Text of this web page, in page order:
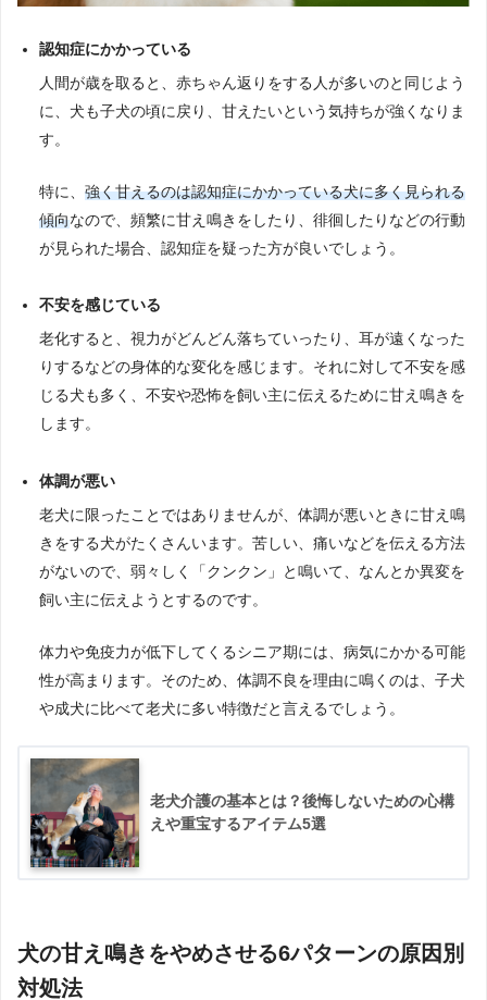
認知症にかかっている
人間が歳を取ると、赤ちゃん返りをする人が多いのと同じよう
に、犬も子犬の頃に戻り、甘えたいという気持ちが強くなりま
す。
特に、強く甘えるのは認知症にかかっている犬に多く見られる
傾向なので、頻繁に甘え鳴きをしたり、徘徊したりなどの行動
が見られた場合、認知症を疑った方が良いでしょう。
不安を感じている
老化すると、視力がどんどん落ちていったり、耳が遠くなった
りするなどの身体的な変化を感じます。それに対して不安を感
じる犬も多く、不安や恐怖を飼い主に伝えるために甘え鳴きを
します。
体調が悪い
老犬に限ったことではありませんが、体調が悪いときに甘え鳴
きをする犬がたくさんいます。苦しい、痛いなどを伝える方法
がないので、弱々しく「クンクン」と鳴いて、なんとか異変を
飼い主に伝えようとするのです。
体力や免疫力が低下してくるシニア期には、病気にかかる可能
性が高まります。そのため、体調不良を理由に鳴くのは、子犬
や成犬に比べて老犬に多い特徴だと言えるでしょう。
老犬介護の基本とは？後悔しないための心構
えや重宝するアイテム5選
犬の甘え鳴きをやめさせる6パターンの原因別
対処法